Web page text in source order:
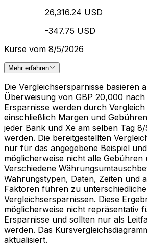
26,316.24 USD
-347.75 USD
Kurse vom 8/5/2026
Mehr erfahren
Die Vergleichsersparnisse basieren
Überweisung von GBP 20,000 nach
Ersparnisse werden durch
einschließlich Margen und
jeder Bank und Xe am selben Tag
werden. Die bereitgestellten
nur für das angegebene Beispiel
möglicherweise nicht alle Gebühren
Verschiedene
Währungstypen, Daten, Zeiten und
Faktoren führen zu
Vergleichsersparnissen. Diese
möglicherweise nicht repräsentativ
Ersparnisse und sollten nur als
werden. Das
aktualisiert.